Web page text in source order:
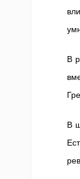
В
В